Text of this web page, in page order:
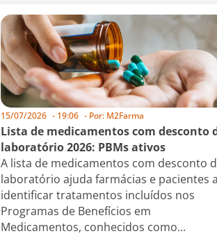
15/07/2026 - 19:06 - Por: M2Farma
Lista de medicamentos com desconto
laboratório 2026: PBMs ativos
A lista de medicamentos com desconto
laboratório ajuda farmácias e pacientes a
identificar tratamentos incluídos nos
Programas de Benefícios em
Medicamentos, conhecidos como...